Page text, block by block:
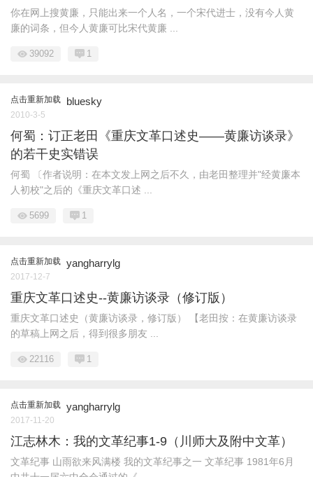
你在网上搜黄廉，只能出来一个人名，一个宋代进士，没有今人黄
廉的词条，但今人黄廉可比宋代黄廉 ...
39092 1
点击重新加载 bluesky
2010-3-5
何蜀：订正老田《重庆文革口述史——黄廉访谈录》
的若干史实错误
何蜀 〔作者说明：在本文发上网之后不久，由老田整理并"经黄廉本
人初校"之后的《重庆文革口述 ...
5699 1
点击重新加载 yangharrylg
2017-12-7
重庆文革口述史--黄廉访谈录（修订版）
重庆文革口述史（黄廉访谈录，修订版） 【老田按：在黄廉访谈录
的草稿上网之后，得到很多朋友 ...
22116 1
点击重新加载 yangharrylg
2017-11-20
江志林木：我的文革纪事1-9（川师大及附中文革）
文革纪事 山雨欲来风满楼 我的文革纪事之一 文革纪事 1981年6月